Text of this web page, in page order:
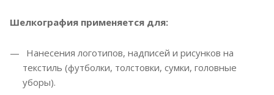
Шелкография применяется для:
Нанесения логотипов, надписей и рисунков на
текстиль (футболки, толстовки, сумки, головные
уборы).